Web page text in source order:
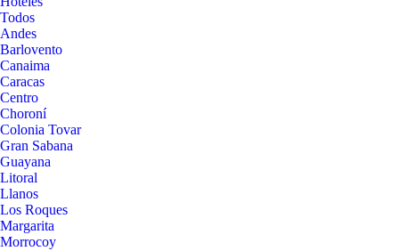
Todos
Andes
Barlovento
Canaima
Caracas
Centro
Choroní
Colonia Tovar
Gran Sabana
Guayana
Litoral
Llanos
Los Roques
Margarita
Morrocoy